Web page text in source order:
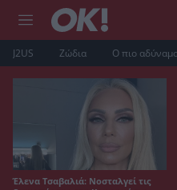
J2US Ζώδια Ο πιο
Έλενα Τσαβαλιά: Νοσταλγεί τις